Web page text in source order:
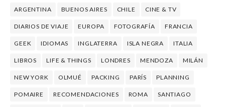
ARGENTINA BUENOS AIRES CHILE CINE & TV
DIARIOS DE VIAJE EUROPA FOTOGRAFÍA FRANCIA
GEEK IDIOMAS INGLATERRA ISLA NEGRA ITALIA
LIBROS LIFE & THINGS LONDRES MENDOZA MILÁN
NEW YORK OLMUÉ PACKING PARÍS PLANNING
POMAIRE RECOMENDACIONES ROMA SANTIAGO